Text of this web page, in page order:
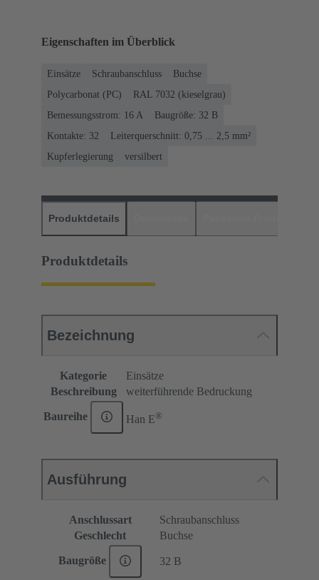
Eigenschaften im Überblick
Einsätze Schraubanschluss
Buchse
Polycarbonat (PC)
RAL 7032 (kieselgrau)
Bemessungsstrom: ‌16 A
Baugröße: 32 B
Kontakte: 32
Leiterquerschnitt: 0,75 ... 2,5 mm²
Kupferlegierung
versilbert
Produktdetails
Produktdetails
Bezeichnung
Kategorie
Einsätze
Beschreibung
weiterführende Bedruckung
Baureihe Han E®
Ausführung
Anschlussart
Schraubanschluss
Geschlecht
Buchse
Baugröße 32 B